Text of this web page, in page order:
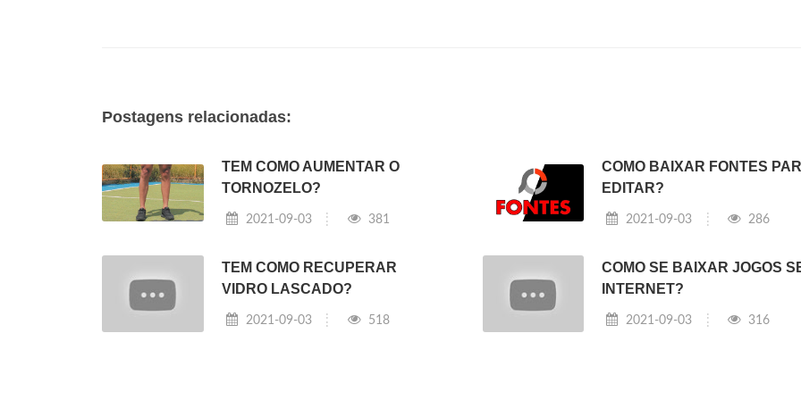
Postagens relacionadas:
TEM COMO AUMENTAR O
TORNOZELO?
2021-09-03 381
COMO BAIXAR FONTES
EDITAR?
2021-09-03 286
TEM COMO RECUPERAR
VIDRO LASCADO?
2021-09-03 518
COMO SE BAIXAR JOGOS
INTERNET?
2021-09-03 316